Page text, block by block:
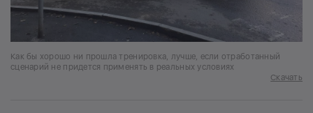
Как бы хорошо ни прошла тренировка, лучше, если отработанный
сценарий не придется применять в реальных условиях
Скачать